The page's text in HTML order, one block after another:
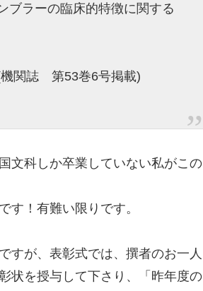
ブラーの臨床的特徴に関する
機関誌 第53巻6号掲載)
文科しか卒業していない私がこの
す！有難い限りです。
すが、表彰式では、撰者のお一人
状を授与して下さり、「昨年度の